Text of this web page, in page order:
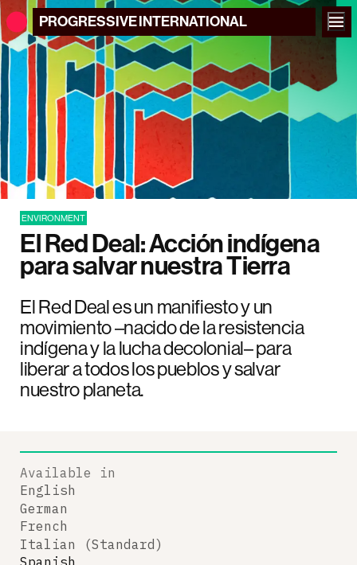
PROGRESSIVEINTERNATIONAL
ENVIRONMENT
El Red Deal: Acción indígena
para salvar nuestra Tierra
El Red Deal es un manifiesto y un
movimiento –nacido de la resistencia
indígena y la lucha decolonial– para
liberar a todos los pueblos y salvar
nuestro planeta.
Available in
English
German
French
Italian (Standard)
Spanish